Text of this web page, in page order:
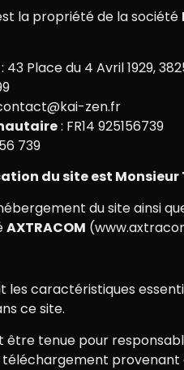
la propriété de la société
: 43 Place du 4 Avril 1929,
zen.fr
: FR14 925156739
739
du site est
du site ainsi
AXTRACOM
les caractéristiques
ce site.
être tenue pour
téléchargement provenant